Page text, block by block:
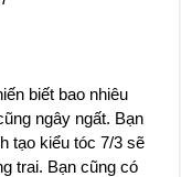
biết bao nhiêu
ngây ngất. Bạn
tạo kiểu tóc 7/3 sẽ
trai. Bạn cũng có